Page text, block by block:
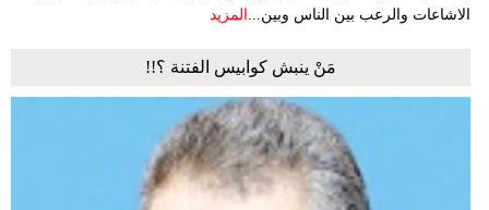
الاشاعات والرعب بين الناس وبين... المزيد
مَنْ ينبش كوابيس الفتنة ؟!!